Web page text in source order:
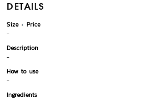
DETAILS
Size
Price
-
Description
-
How to use
-
Ingredients